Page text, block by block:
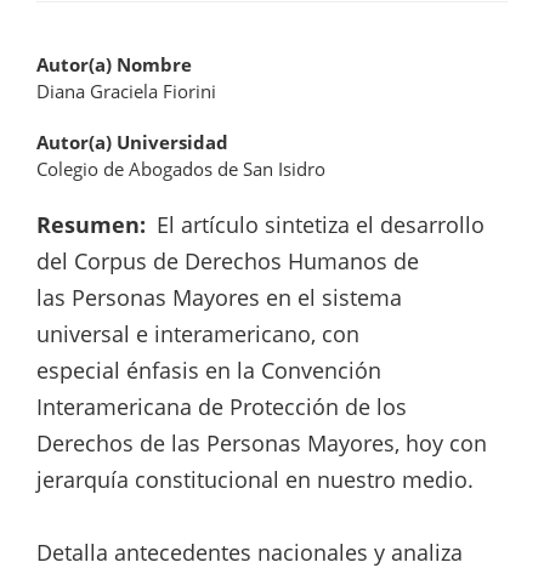
Autor(a) Nombre
Diana Graciela Fiorini
Autor(a) Universidad
Colegio de Abogados de San Isidro
Resumen
El artículo sintetiza el desarrollo
del Corpus de Derechos Humanos de
las Personas Mayores en el sistema
universal e interamericano, con
especial énfasis en la Convención
Interamericana de Protección de los
Derechos de las Personas Mayores, hoy con
jerarquía constitucional en nuestro medio.
Detalla antecedentes nacionales y analiza